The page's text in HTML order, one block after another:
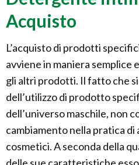
Acquisto
L’acquisto di prodotti
avviene in maniera
gli altri prodotti. Il fatto che
dell’utilizzo di prodotto
dell’universo maschile, non
cambiamento nella pratica di
cosmetici. A seconda della